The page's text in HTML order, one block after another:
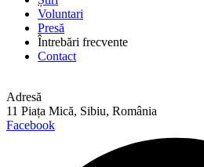
Voluntari
Presă
Întrebări frecvente
Contact
Adresă
11 Piața Mică, Sibiu, România
Facebook